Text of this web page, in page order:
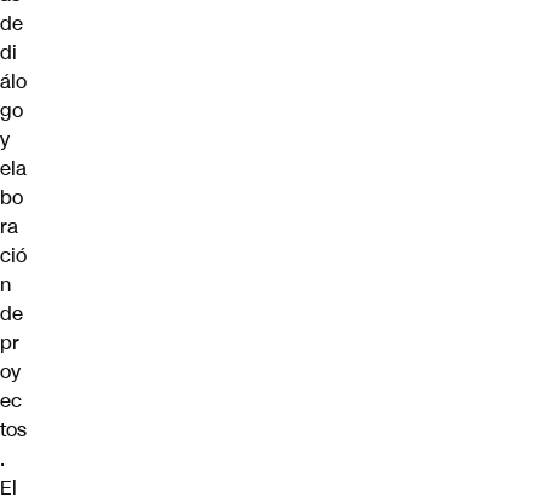
de
di
álo
go
y
ela
bo
ra
ció
n
de
pr
oy
ec
tos
.
El